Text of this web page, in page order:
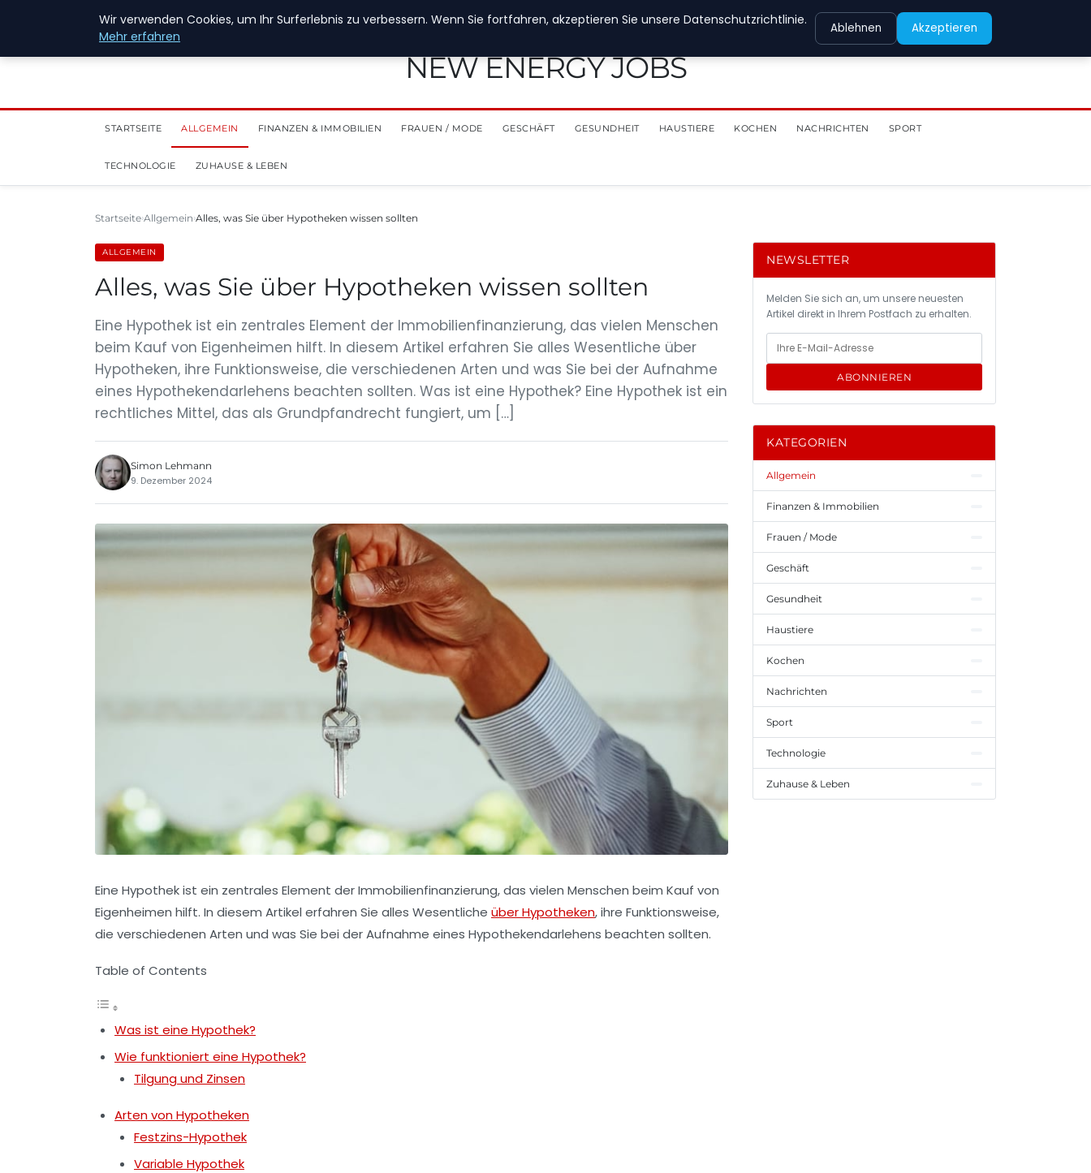
28. Juli 2026
NEW ENERGY JOBS
STARTSEITE ALLGEMEIN FINANZEN & IMMOBILIEN FRAUEN / MODE GESCHÄFT GESUNDHEIT HAUSTIERE KOCHEN NACHRICHTEN SPORT
TECHNOLOGIE ZUHAUSE & LEBEN
Startseite Allgemein Alles, was Sie über Hypotheken wissen sollten
ALLGEMEIN
Alles, was Sie über Hypotheken wissen sollten
Eine Hypothek ist ein zentrales Element der Immobilienfinanzierung, das vielen Menschen
beim Kauf von Eigenheimen hilft. In diesem Artikel erfahren Sie alles Wesentliche über
Hypotheken, ihre Funktionsweise, die verschiedenen Arten und was Sie bei der Aufnahme
eines Hypothekendarlehens beachten sollten. Was ist eine Hypothek? Eine Hypothek ist ein
rechtliches Mittel, das als Grundpfandrecht fungiert, um […]
Simon Lehmann
9. Dezember 2024
Eine Hypothekist ein zentrales Element der Immobilienfinanzierung, das vielen Menschen beim Kauf von
Eigenheimen hilft. In diesem Artikel erfahren Sie alles Wesentliche über Hypotheken, ihre Funktionsweise,
die verschiedenen Arten und was Sie bei der Aufnahme eines Hypothekendarlehens beachten sollten.
Table of Contents
Was ist eine Hypothek?
Wie funktioniert eine Hypothek?
Tilgung und Zinsen
Arten von Hypotheken
Festzins-Hypothek
Variable Hypothek
NEWSLETTER
Melden Sie sich an, um unsere neuesten
Artikel direkt in Ihrem Postfach zu erhalten.
ABONNIEREN
KATEGORIEN
Allgemein
Finanzen & Immobilien
Frauen / Mode
Geschäft
Gesundheit
Haustiere
Kochen
Nachrichten
Sport
Technologie
Zuhause & Leben
Wir verwenden Cookies, um Ihr Surferlebnis zu verbessern. Wenn Sie fortfahren, akzeptieren Sie unsere Datenschutzrichtlinie.
Mehr erfahren
Ablehnen Akzeptieren